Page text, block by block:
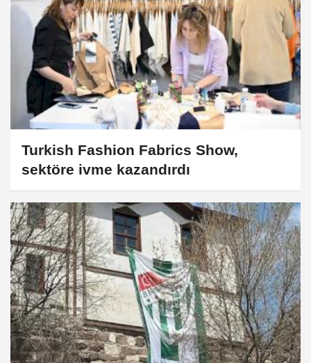
Turkish Fashion Fabrics Show,
sektöre ivme kazandırdı